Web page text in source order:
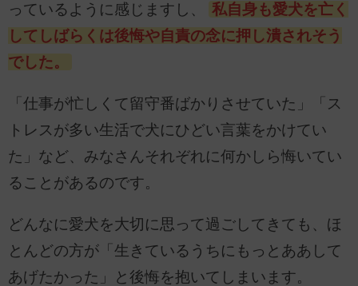
っているように感じますし、
私自身も愛犬を亡く
してしばらくは後悔や自責の念に押し潰されそう
でした。
「仕事が忙しくて留守番ばかりさせていた」「ス
トレスが多い生活で犬にひどい言葉をかけてい
た」など、みなさんそれぞれに何かしら悔いてい
ることがあるのです。
どんなに愛犬を大切に思って過ごしてきても、ほ
とんどの方が「生きているうちにもっとああして
あげたかった」と後悔を抱いてしまいます。